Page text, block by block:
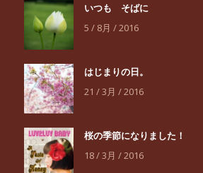
いつも そばに
5 / 8月 / 2016
はじまりの日。
21 / 3月 / 2016
桜の季節になりました！
18 / 3月 / 2016